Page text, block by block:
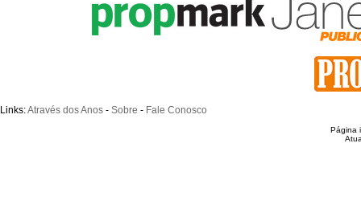
Links:Através dos Anos - Sobre - Fale Conosco
Página